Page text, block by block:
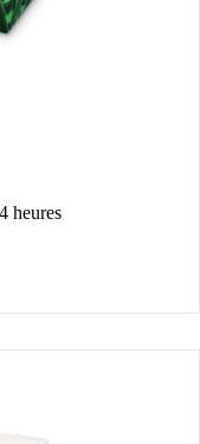
heures